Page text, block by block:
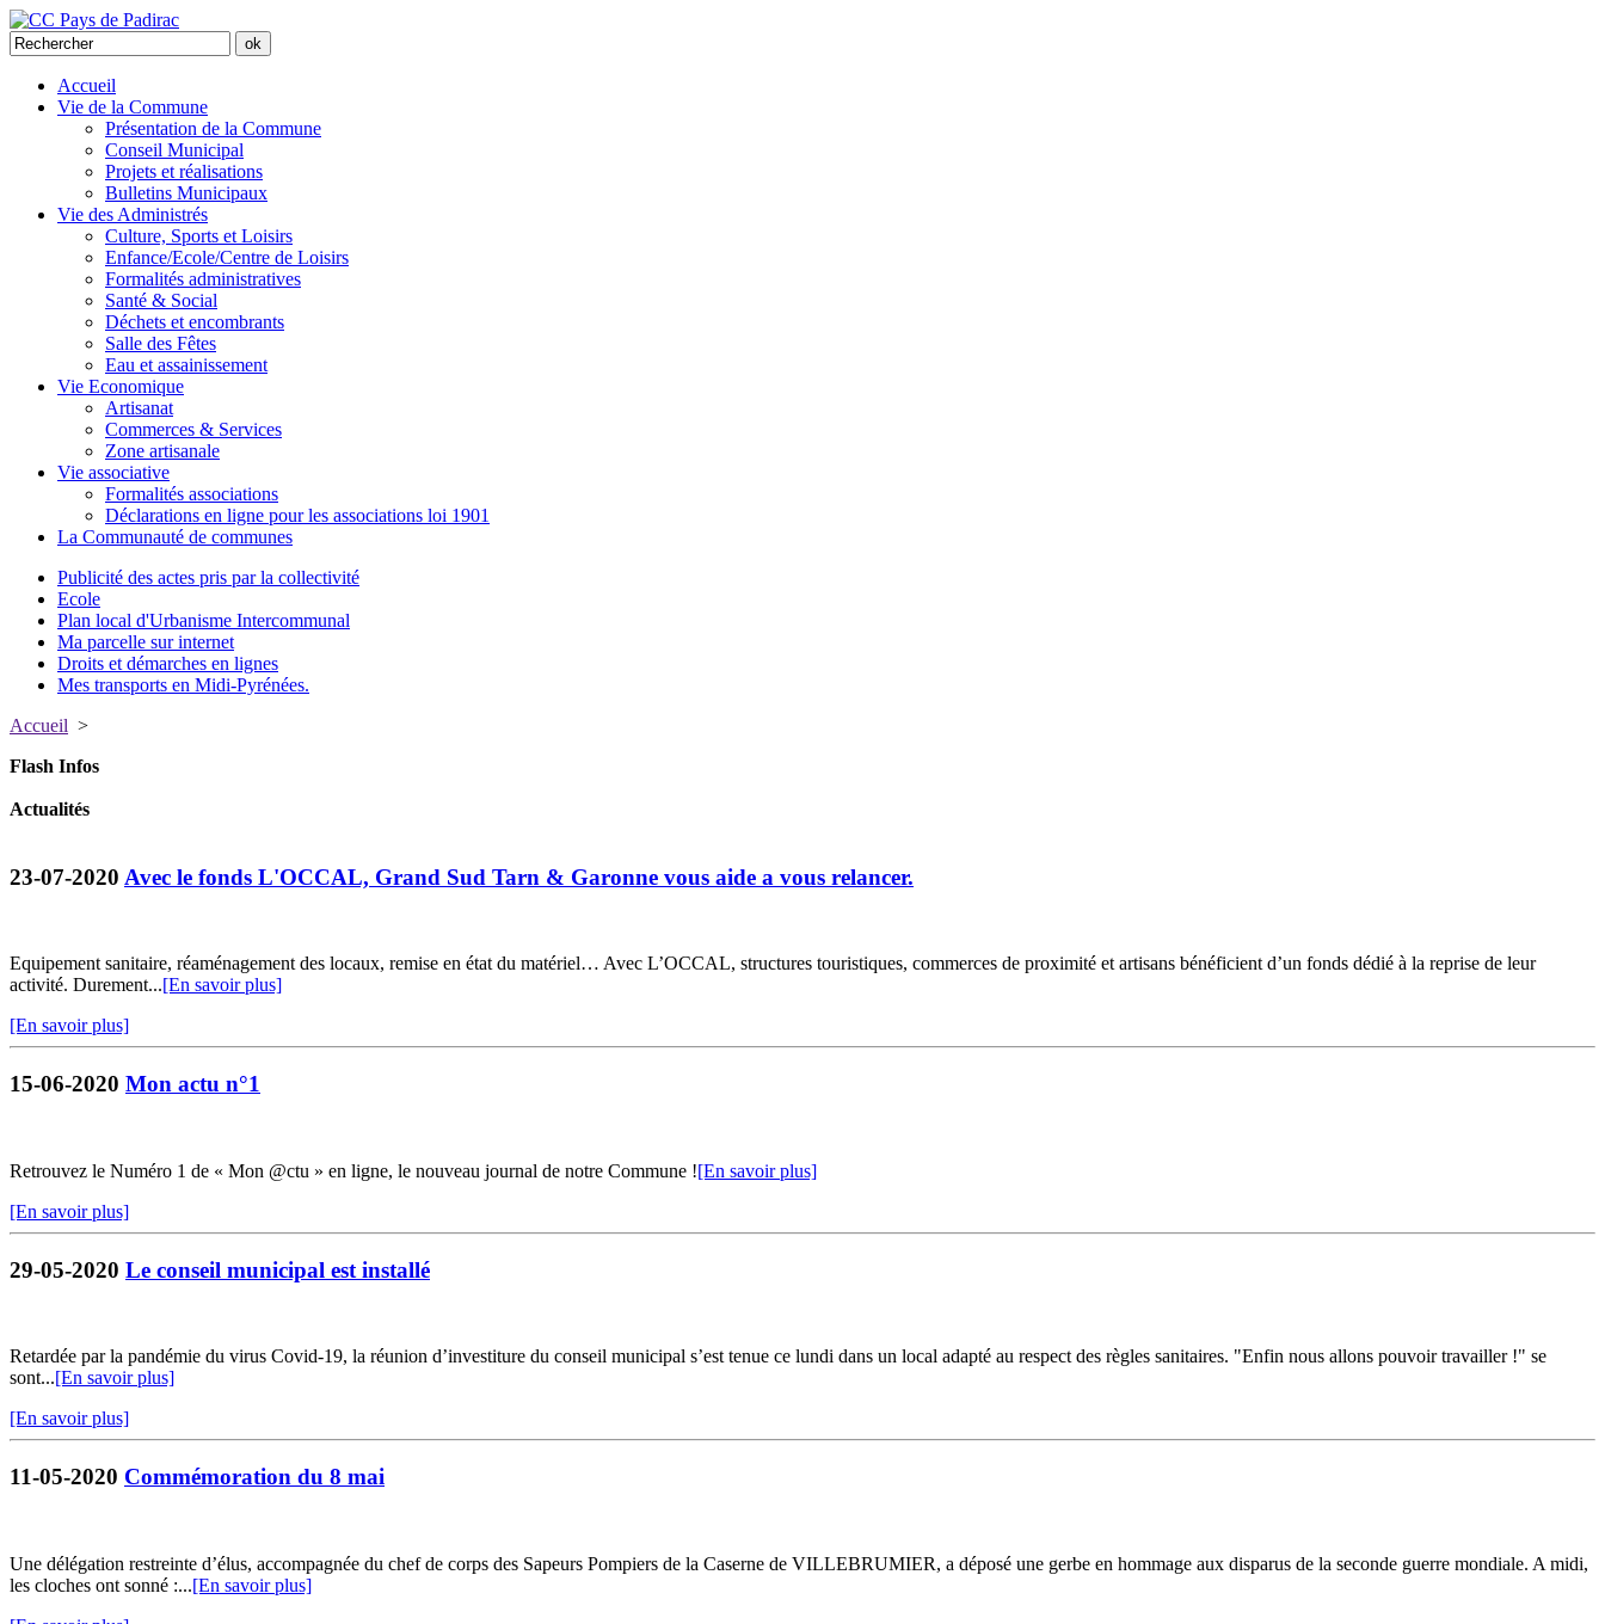
Accueil
Vie de la Commune
Présentation de la Commune
Conseil Municipal
Projets et réalisations
Bulletins Municipaux
Vie des Administrés
Culture, Sports et Loisirs
Enfance/Ecole/Centre de Loisirs
Formalités administratives
Santé & Social
Déchets et encombrants
Salle des Fêtes
Eau et assainissement
Vie Economique
Artisanat
Commerces & Services
Zone artisanale
Vie associative
Formalités associations
Déclarations en ligne pour les associations loi 1901
La Communauté de communes
Publicité des actes pris par la collectivité
Ecole
Plan local d'Urbanisme Intercommunal
Ma parcelle sur internet
Droits et démarches en lignes
Mes transports en Midi-Pyrénées.
Accueil >
Flash Infos
Actualités
23-07-2020 Avec le fonds L'OCCAL, Grand Sud Tarn & Garonne vous aide a vous relancer.
Equipement sanitaire, réaménagement des locaux, remise en état du matériel… Avec L’OCCAL, structures touristiques, commerces de proximité et artisans bénéficient d’un fonds dédié à la reprise de leur
activité. Durement...[En savoir plus]
[En savoir plus]
15-06-2020 Mon actu n°1
Retrouvez le Numéro 1 de « Mon @ctu » en ligne, le nouveau journal de notre Commune ![En savoir plus]
[En savoir plus]
29-05-2020 Le conseil municipal est installé
Retardée par la pandémie du virus Covid-19, la réunion d’investiture du conseil municipal s’est tenue ce lundi dans un local adapté au respect des règles sanitaires. "Enfin nous allons pouvoir travailler !" se
sont...[En savoir plus]
[En savoir plus]
11-05-2020 Commémoration du 8 mai
Une délégation restreinte d’élus, accompagnée du chef de corps des Sapeurs Pompiers de la Caserne de VILLEBRUMIER, a déposé une gerbe en hommage aux disparus de la seconde guerre mondiale. A midi,
les cloches ont sonné :...[En savoir plus]